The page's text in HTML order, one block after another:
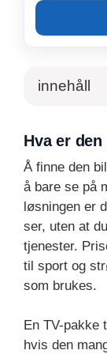
innehåll
Hva er
Å finne den
å bare se på
løsningen er
ser, uten at
tjenester.
til sport og
som brukes.
En TV-pakke
hvis den